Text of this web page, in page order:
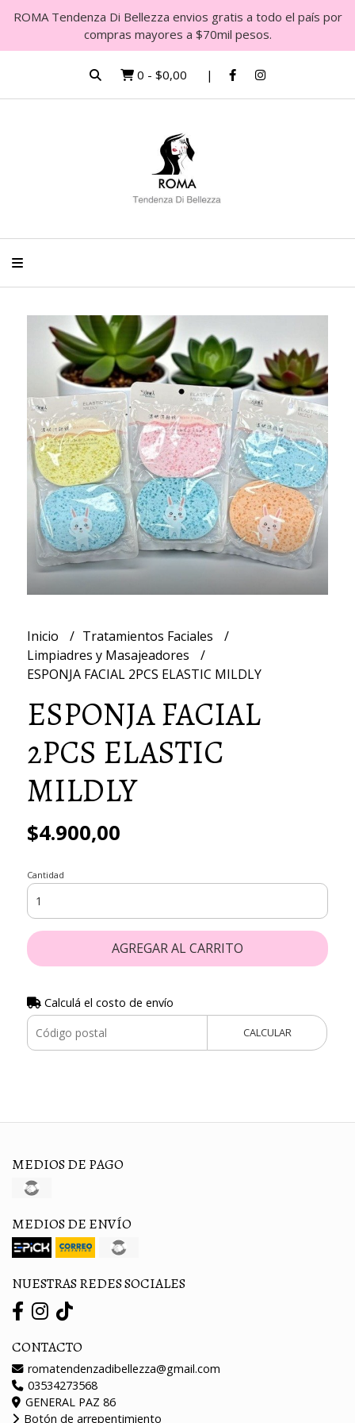
ROMA Tendenza Di Bellezza envios gratis a todo el país por
compras mayores a $70mil pesos.
0 - $0,00
Inicio
Tratamientos Faciales
Limpiadres y Masajeadores
ESPONJA FACIAL 2PCS ELASTIC MILDLY
ESPONJA FACIAL
2PCS ELASTIC
MILDLY
$4.900,00
Cantidad
AGREGAR AL CARRITO
Calculá el costo de envío
CALCULAR
MEDIOS DE PAGO
MEDIOS DE ENVÍO
NUESTRAS REDES SOCIALES
CONTACTO
romatendenzadibellezza@gmail.com
03534273568
GENERAL PAZ 86
Botón de arrepentimiento